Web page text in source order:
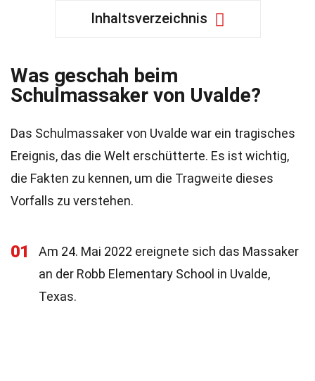
Inhaltsverzeichnis
Was geschah beim
Schulmassaker von Uvalde?
Das Schulmassaker von Uvalde war ein tragisches
Ereignis, das die Welt erschütterte. Es ist wichtig,
die Fakten zu kennen, um die Tragweite dieses
Vorfalls zu verstehen.
01
Am 24. Mai 2022 ereignete sich das Massaker
an der Robb Elementary School in Uvalde,
Texas.